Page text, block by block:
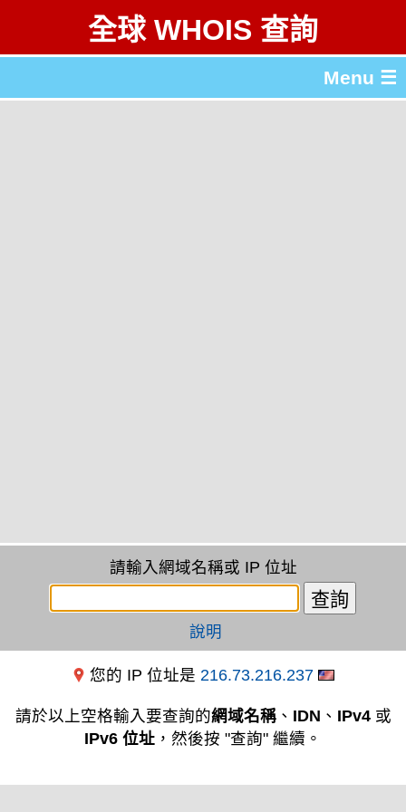
全球 WHOIS 查詢
Menu ☰
請輸入網域名稱或 IP 位址
說明
您的 IP 位址是 216.73.216.237
請於以上空格輸入要查詢的網域名稱、 IDN 、 IPv4或
IPv6 位址 ，然後按 "查詢" 繼續。